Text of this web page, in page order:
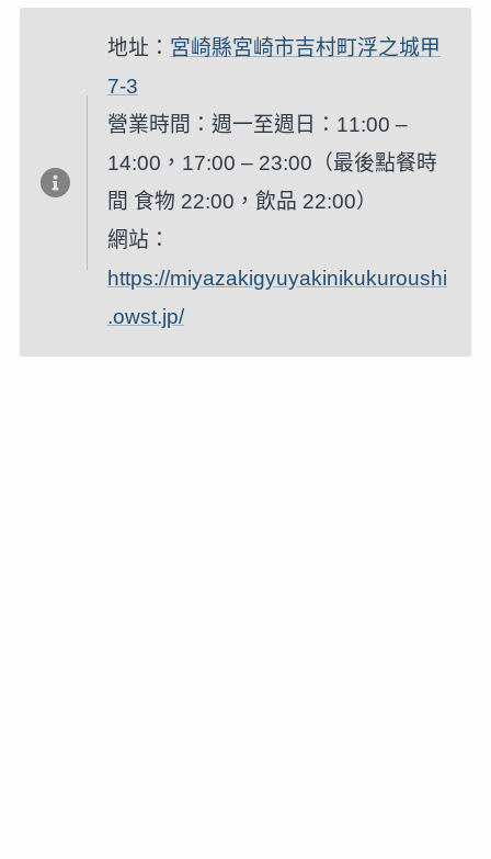
地址： 宮崎縣宮崎市吉村町浮之城甲
7-3
營業時間：週一至週日：11:00 –
14:00，17:00 – 23:00（最後點餐時
間 食物 22:00，飲品 22:00）
網站：
https://miyazakigyuyakinikukuroushi
.owst.jp/